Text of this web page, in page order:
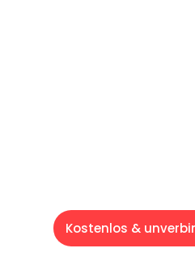
Kostenlos &